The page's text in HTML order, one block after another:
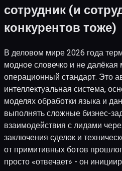
сотрудник (и
конкурентов тоже)
В деловом мире 2026 года
модное словечко и не далёкая
операционный стандарт. Это
интеллектуальная система,
моделях обработки языка и
выполнять сложные бизнес-
взаимодействия с лидами
заключения сделок и
от примитивных ботов
просто «отвечает» - он